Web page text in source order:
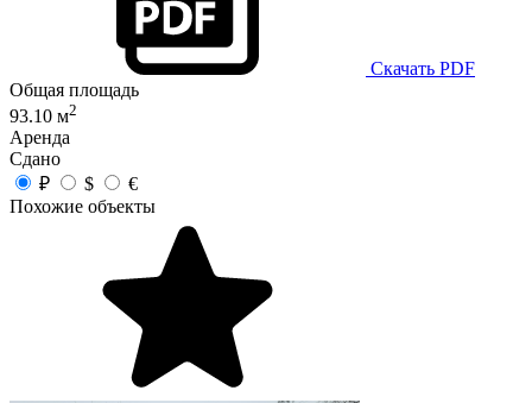
Скачать PDF
Общая площадь
93.10 м2
Аренда
Сдано
₽
$
€
Похожие объекты